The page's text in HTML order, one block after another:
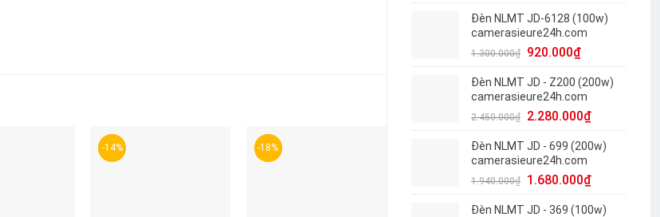
Đèn NLMT JD-6128 (100w)
camerasieure24h.com
1.300.000₫ 920.000₫
Đèn NLMT JD - Z200 (200w)
camerasieure24h.com
2.450.000₫ 2.280.000₫
Đèn NLMT JD - 699 (200w)
camerasieure24h.com
1.940.000₫ 1.680.000₫
Đèn NLMT JD - 369 (100w)
-14% -18%